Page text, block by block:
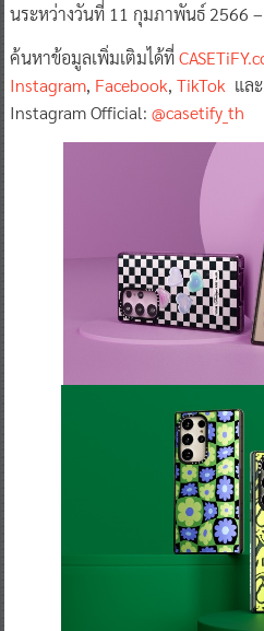
นระหว่างวันที่ 11 กุมภาพันธ์ 2566
ค้นหาข้อมูลเพิ่มเติมได้ที่
Instagram, Facebook, TikTok และ
Instagram Official: @casetify_th